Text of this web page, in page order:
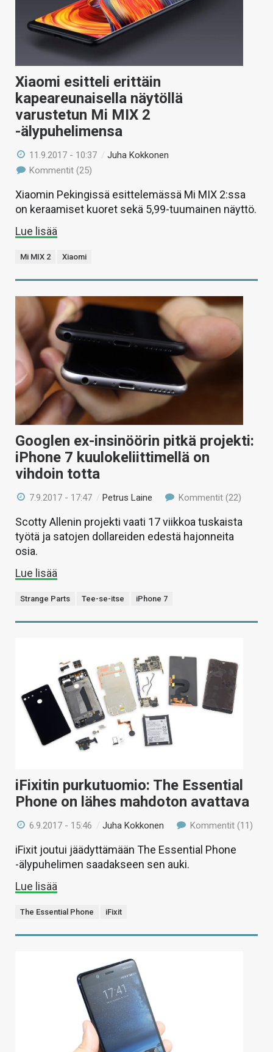
KAUPPA
VAIHDA TEEMA
HAKU
Xiaomi esitteli erittäin
kapeareunaisella näytöllä
varustetun Mi MIX 2
-älypuhelimensa
11.9.2017 - 10:37 /Juha Kokkonen
Kommentit (25)
Xiaomin Pekingissä esittelemässä Mi MIX 2:ssa
on keraamiset kuoret sekä 5,99-tuumainen näyttö.
Lue lisää
Mi MIX 2 Xiaomi
Googlen ex-insinöörin pitkä projekti:
iPhone 7 kuulokeliittimellä on
vihdoin totta
7.9.2017 - 17:47 /Petrus Laine Kommentit (22)
Scotty Allenin projekti vaati 17 viikkoa tuskaista
työtä ja satojen dollareiden edestä hajonneita
osia.
Lue lisää
Strange Parts Tee-se-itse iPhone 7
iFixitin purkutuomio: The Essential
Phone on lähes mahdoton avattava
6.9.2017 - 15:46 /Juha Kokkonen Kommentit (11)
iFixit joutui jäädyttämään The Essential Phone
-älypuhelimen saadakseen sen auki.
Lue lisää
The Essential Phone iFixit